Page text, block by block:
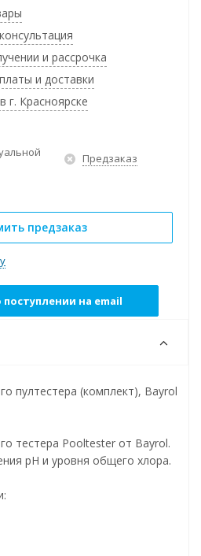
и рассрочка
и доставки
г. Красноярске
Предзаказ
предзаказ
на email
пултестера (комплект), Bayrol
тестера Pooltester от Bayrol.
рН и уровня общего хлора.